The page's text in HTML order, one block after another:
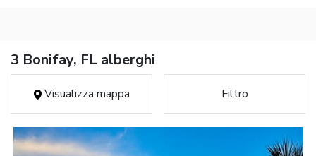
3 Bonifay, FL alberghi
Visualizza mappa Filtro